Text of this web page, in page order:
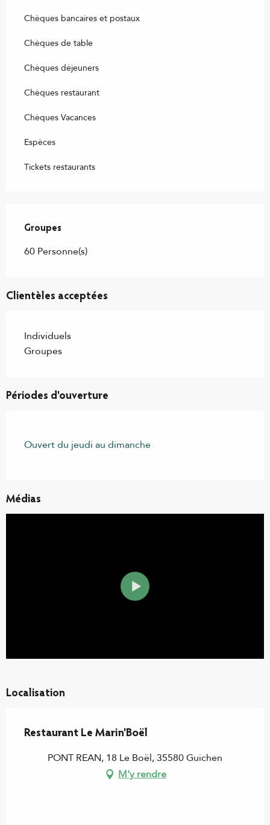
Chèques bancaires et postaux
Chèques de table
Chèques déjeuners
Chèques restaurant
Chèques Vacances
Espèces
Tickets restaurants
Groupes
Groupes
60 Personne(s)
Clientèles acceptées
Individuels
Groupes
Périodes d'ouverture
Ouvert du jeudi au dimanche
Médias
Localisation
Restaurant Le Marin'Boël
PONT REAN, 18 Le Boël, 35580 Guichen
M'y rendre